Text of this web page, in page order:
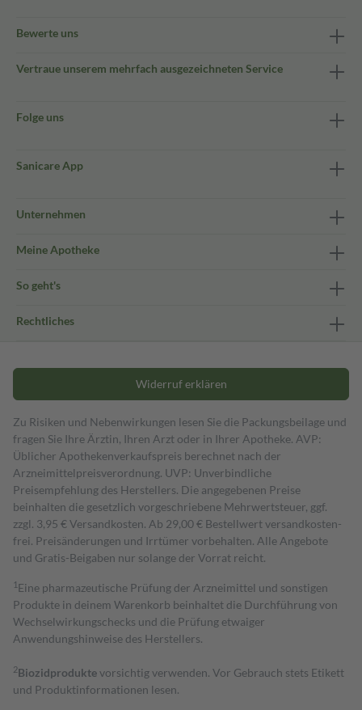
Bewerte uns
Vertraue unserem mehrfach ausgezeichneten Service
Folge uns
Sanicare App
Unternehmen
Meine Apotheke
So geht's
Rechtliches
Widerruf erklären
Zu Risiken und Nebenwirkungen lesen Sie die Packungsbeilage und
fragen Sie Ihre Ärztin, Ihren Arzt oder in Ihrer Apotheke. AVP:
Üblicher Apothekenverkaufspreis berechnet nach der
Arzneimittelpreisverordnung. UVP: Unverbindliche
Preisempfehlung des Herstellers. Die angegebenen Preise
beinhalten die gesetzlich vorgeschriebene Mehrwertsteuer, ggf.
zzgl. 3,95 € Versandkosten. Ab 29,00 € Bestell­wert versand­kosten­
frei. Preisänderungen und Irrtümer vorbehalten. Alle Angebote
und Gratis-Beigaben nur solange der Vorrat reicht.
1 Eine pharmazeutische Prüfung der Arzneimittel und sonstigen
Produkte in deinem Warenkorb beinhaltet die Durchführung von
Wechselwirkungschecks und die Prüfung etwaiger
Anwendungshinweise des Herstellers.
2Biozidproduktevorsichtig verwenden. Vor Gebrauch stets Etikett
und Produktinformationen lesen.